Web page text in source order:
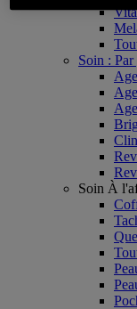
Soin : Par
Soin À